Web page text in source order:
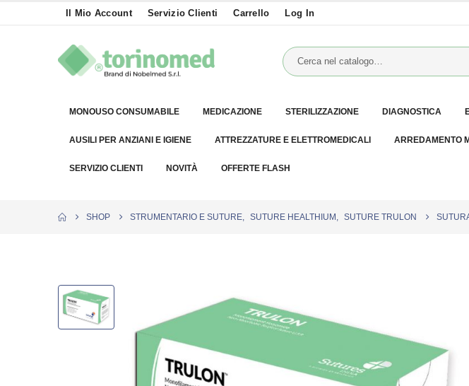
Il Mio Account Servizio Clienti Carrello Log In
MONOUSO CONSUMABILE MEDICAZIONE STERILIZZAZIONE DIAGNOSTICA
AUSILI PER ANZIANI E IGIENE ATTREZZATURE E ELETTROMEDICALI ARREDAMENTO
SERVIZIO CLIENTI NOVITÀ OFFERTE FLASH
SHOP STRUMENTARIO E SUTURE SUTURE HEALTHIUM SUTURE TRULON